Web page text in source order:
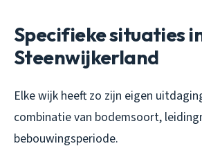
Specifieke situaties
Steenwijkerland
Elke wijk heeft zo zijn eigen
combinatie van bodemsoort,
bebouwingsperiode.